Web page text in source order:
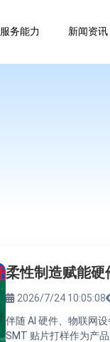
服务能力 新闻资讯
柔性制造赋能
2026/7/24 10:05:08
伴随 AI 硬件、物联网
SMT 贴片打样作为产